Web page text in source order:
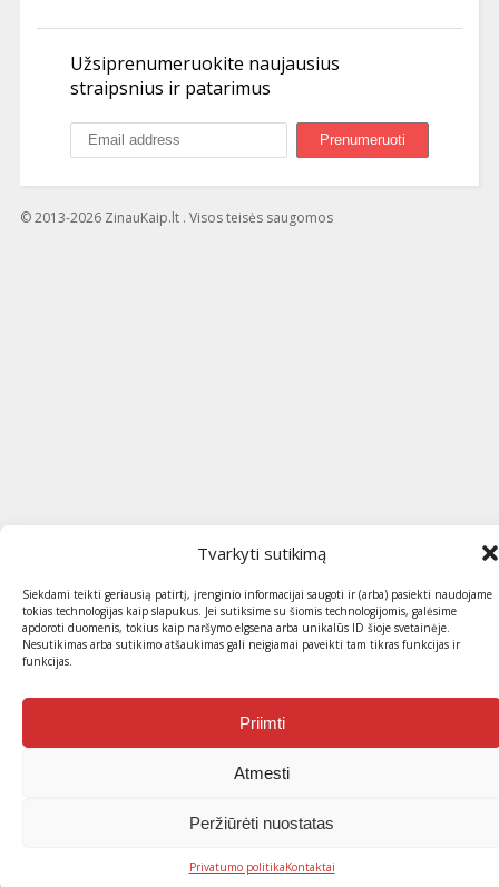
Tvarkyti sutikimą
Siekdami teikti geriausią patirtį, įrenginio informacijai saugoti ir (arba) pasiekti naudojame
tokias technologijas kaip slapukus. Jei sutiksime su šiomis technologijomis, galėsime
apdoroti duomenis, tokius kaip naršymo elgsena arba unikalūs ID šioje svetainėje.
Nesutikimas arba sutikimo atšaukimas gali neigiamai paveikti tam tikras funkcijas ir
funkcijas.
Priimti
Atmesti
Peržiūrėti nuostatas
Privatumo politikaKontaktai
Užsiprenumeruokite naujausius
straipsnius ir patarimus
© 2013-2026 ZinauKaip.lt . Visos teisės saugomos